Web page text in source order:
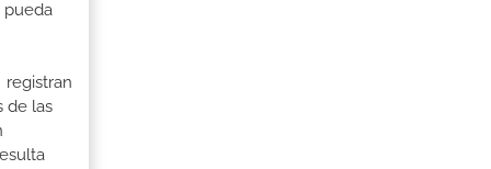
pueda
registran
de las